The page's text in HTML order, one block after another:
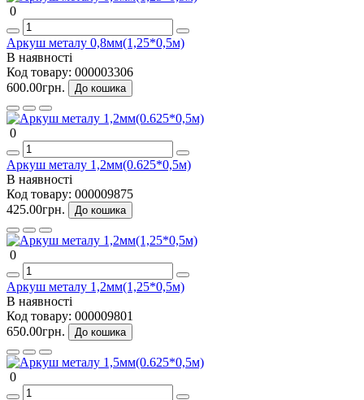
0
Аркуш металу 0,8мм(1,25*0,5м)
В наявності
Код товару: 000003306
600.00грн.
До кошика
0
Аркуш металу 1,2мм(0.625*0,5м)
В наявності
Код товару: 000009875
425.00грн.
До кошика
0
Аркуш металу 1,2мм(1,25*0,5м)
В наявності
Код товару: 000009801
650.00грн.
До кошика
0